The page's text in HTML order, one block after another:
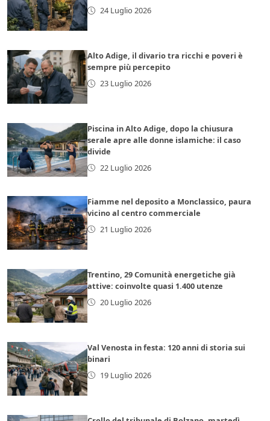
24 Luglio 2026
Alto Adige, il divario tra ricchi e poveri è
sempre più percepito
23 Luglio 2026
Piscina in Alto Adige, dopo la chiusura
serale apre alle donne islamiche: il caso
divide
22 Luglio 2026
Fiamme nel deposito a Monclassico, paura
vicino al centro commerciale
21 Luglio 2026
Trentino, 29 Comunità energetiche già
attive: coinvolte quasi 1.400 utenze
20 Luglio 2026
Val Venosta in festa: 120 anni di storia sui
binari
19 Luglio 2026